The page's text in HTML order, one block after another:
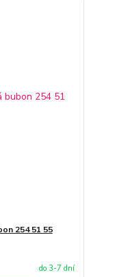
254 51 55
do 3-7 dní